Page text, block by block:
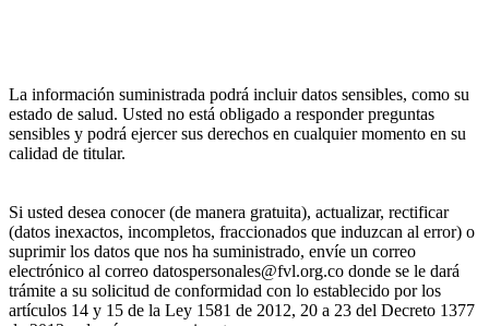
La información suministrada podrá incluir datos sensibles, como su
estado de salud. Usted no está obligado a responder preguntas
sensibles y podrá ejercer sus derechos en cualquier momento en su
calidad de titular.
Si usted desea conocer (de manera gratuita), actualizar, rectificar
(datos inexactos, incompletos, fraccionados que induzcan al error) o
suprimir los datos que nos ha suministrado, envíe un correo
electrónico al correo datospersonales@fvl.org.co donde se le dará
trámite a su solicitud de conformidad con lo establecido por los
artículos 14 y 15 de la Ley 1581 de 2012, 20 a 23 del Decreto 1377